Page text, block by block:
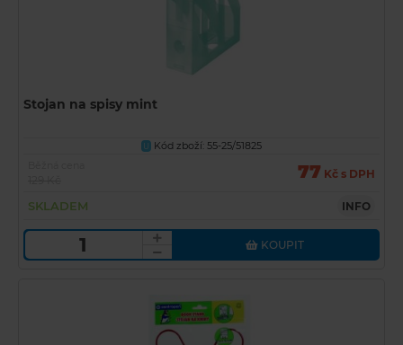
Stojan na spisy mint
U
Kód zboží: 55-25/51825
77 Kč s DPH
SKLADEM INFO
KOUPIT